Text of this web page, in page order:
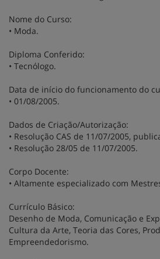
Nome do Curso:
• Moda.
Diploma Conferido:
• Tecnólogo.
Data de início do funcionamento do
• 01/08/2005.
Dados de Criação/Autorização:
• Resolução CAS de 11/07/2005,
• Resolução 28/05 de 11/07/2005.
Corpo Docente:
• Altamente especializado com
Currículo Básico:
Desenho de Moda, Comunicação e
Cultura da Arte, Teoria das Cores,
Empreendedorismo.